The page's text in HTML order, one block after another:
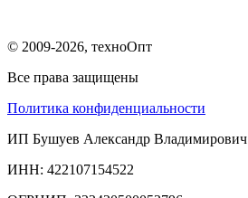
© 2009-2026, техноОпт
Все права защищены
Политика конфиденциальности
ИП Бушуев Александр Владимирович
ИНН: 422107154522